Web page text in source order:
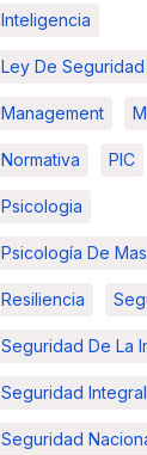
Inteligencia
Ley De
Management
Normativa PIC
Psicologia
Psicología De
Resiliencia
Seguridad De La
Seguridad Integral
Seguridad